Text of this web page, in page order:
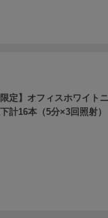
定】オフィスホワイト
計16本（5分×3回照射）